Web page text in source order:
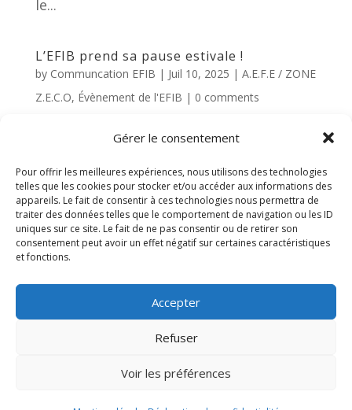
Gérer le consentement
Pour offrir les meilleures expériences, nous utilisons des technologies
telles que les cookies pour stocker et/ou accéder aux informations des
appareils. Le fait de consentir à ces technologies nous permettra de
traiter des données telles que le comportement de navigation ou les ID
uniques sur ce site. Le fait de ne pas consentir ou de retirer son
consentement peut avoir un effet négatif sur certaines caractéristiques
et fonctions.
Accepter
Refuser
Voir les préférences
le...
L’EFIB prend sa pause estivale !
by Communcation EFIB | Juil 10, 2025 | A.E.F.E / ZONE
Z.E.C.O, Évènement de l'EFIB | 0 comments
L’EFIB prend sa pause estivale ! Le
août 2025. Nous vous souhaitons à
toutes et tous un très bel été, rempli de
repos, de découvertes… et de bons
souvenirs Retrouvez plus
d’informations sur les projets
pédagogiques de...